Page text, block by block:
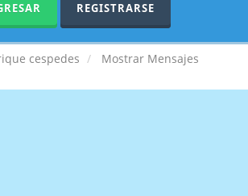
REGISTRARSE
cespedes
Mostrar Mensajes